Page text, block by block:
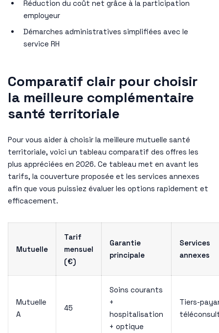
Réduction du coût net grâce à la participation
employeur
Démarches administratives simplifiées avec le
service RH
Comparatif clair pour choisir
la meilleure complémentaire
santé territoriale
Pour vous aider à choisir la meilleure mutuelle santé
territoriale, voici un tableau comparatif des offres les
plus appréciées en 2026. Ce tableau met en avant les
tarifs, la couverture proposée et les services annexes
afin que vous puissiez évaluer les options rapidement et
efficacement.
Mutuelle
Tarif
mensuel
(€)
Garantie
principale
Services
annexes
Mutuelle
A
45
Soins courants
+
hospitalisation
+ optique
Tiers-